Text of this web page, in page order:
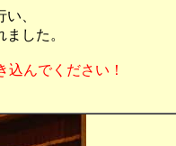
、
した。
んでください！